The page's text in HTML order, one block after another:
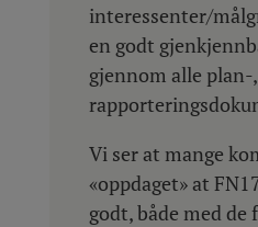
interessenter/
en godt
gjennom alle
Vi ser at mange
«oppdaget» at
godt, både med de